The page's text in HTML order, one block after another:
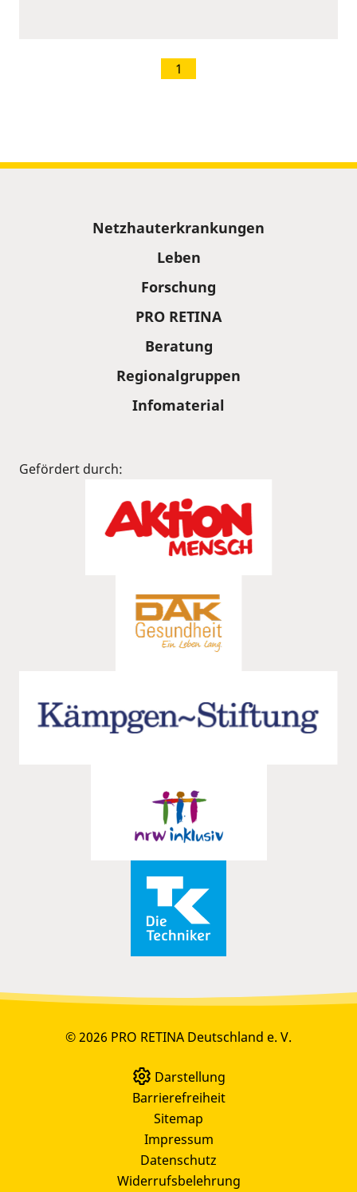
1
Netzhauterkrankungen
Leben
Forschung
PRO RETINA
Beratung
Regionalgruppen
Infomaterial
Gefördert durch:
© 2026 PRO RETINA Deutschland e. V.
Darstellung
Barrierefreiheit
Sitemap
Impressum
Datenschutz
Widerrufsbelehrung